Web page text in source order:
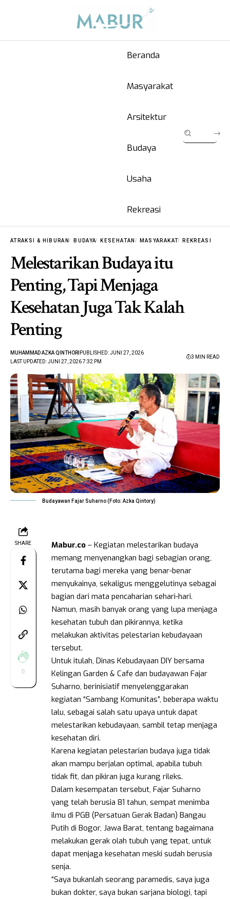
Beranda
Masyarakat
Arsitektur
Budaya
Usaha
Rekreasi
ATRAKSI & HIBURAN BUDAYA KESEHATAN MASYARAKAT REKREASI
Melestarikan Budaya itu
Penting, Tapi Menjaga
Kesehatan Juga Tak Kalah
Penting
LAST UPDATED: JUNI 27, 2026 7:32 PM
MUHAMMAD AZKA QINTHORI PUBLISHED: JUNI 27, 2026
3 MIN READ
Budayawan Fajar Suharno (Foto: Azka Qintory)
SHARE
0
Mabur.co – Kegiatan melestarikan budaya
memang menyenangkan bagi sebagian orang,
terutama bagi mereka yang benar-benar
menyukainya, sekaligus menggelutinya sebagai
bagian dari mata pencaharian sehari-hari.
Namun, masih banyak orang yang lupa menjaga
kesehatan tubuh dan pikirannya, ketika
melakukan aktivitas pelestarian kebudayaan
tersebut.
Untuk itulah, Dinas Kebudayaan DIY bersama
Kelingan Garden & Cafe dan budayawan Fajar
Suharno, berinisiatif menyelenggarakan
kegiatan “Sambang Komunitas”, beberapa waktu
lalu, sebagai salah satu upaya untuk dapat
melestarikan kebudayaan, sambil tetap menjaga
kesehatan diri.
Karena kegiatan pelestarian budaya juga tidak
akan mampu berjalan optimal, apabila tubuh
tidak fit, dan pikiran juga kurang rileks.
Dalam kesempatan tersebut, Fajar Suharno
yang telah berusia 81 tahun, sempat menimba
ilmu di PGB (Persatuan Gerak Badan) Bangau
Putih di Bogor, Jawa Barat, tentang bagaimana
melakukan gerak olah tubuh yang tepat, untuk
dapat menjaga kesehatan meski sudah berusia
senja.
“Saya bukanlah seorang paramedis, saya juga
bukan dokter, saya bukan sarjana biologi, tapi